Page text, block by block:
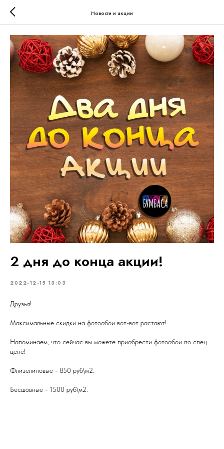
Новости и акции
2 дня до конца акции!
2022-12-15 13:03
Друзья!
Максимальные скидки на фотообои вот-вот растают!
Напоминаем, что сейчас вы можете приобрести фотообои по спец
цене!
Флизелиновые - 850 руб\м2.
Бесшовные - 1500 руб\м2.